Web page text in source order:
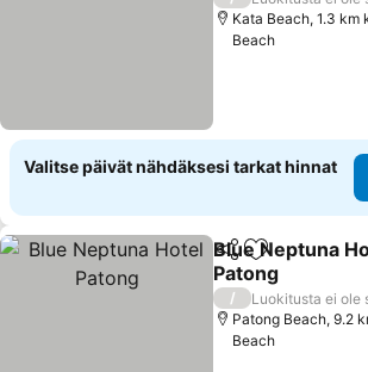
Kata Beach, 1.3 km
Beach
Valitse päivät nähdäksesi tarkat hinnat
Jaa Lisää
Blue Neptuna
Patong
/
Luokitusta ei ole
Patong Beach, 9.2
Beach